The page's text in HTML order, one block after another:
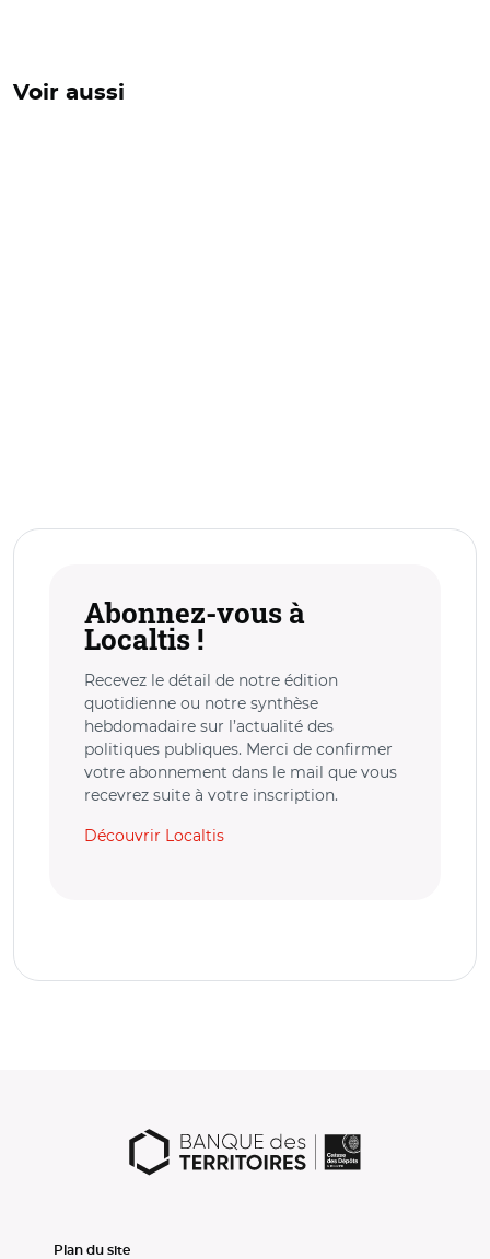
Voir aussi
Abonnez-vous à
Localtis !
Recevez le détail de notre édition
quotidienne ou notre synthèse
hebdomadaire sur l’actualité des
politiques publiques. Merci de confirmer
votre abonnement dans le mail que vous
recevrez suite à votre inscription.
Découvrir Localtis
Plan du site